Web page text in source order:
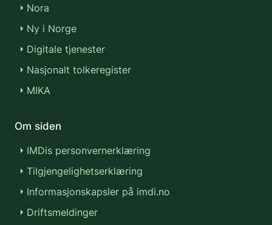
Nora
Ny i Norge
Digitale tjenester
Nasjonalt tolkeregister
MIKA
Om siden
IMDis personvernerklæring
Tilgjengelighetserklæring
Informasjonskapsler på imdi.no
Driftsmeldinger